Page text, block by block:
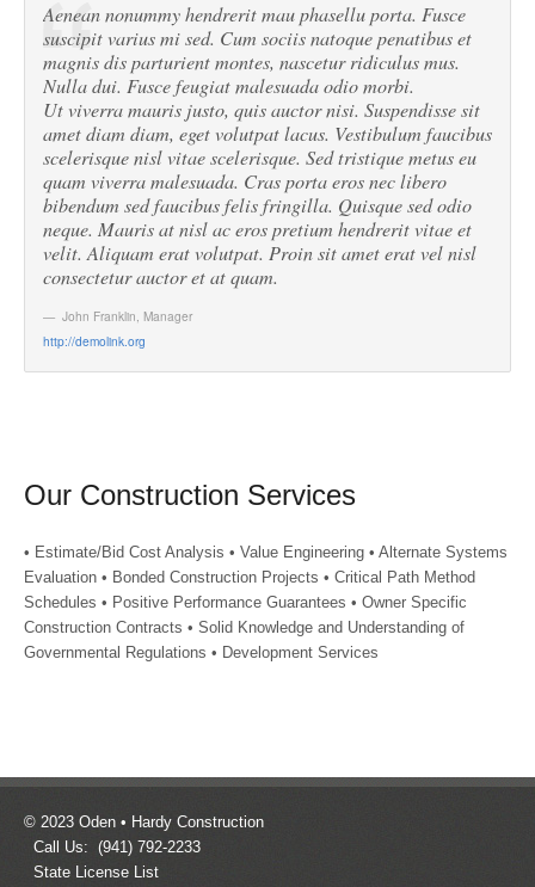
Aenean nonummy hendrerit mau phasellu porta. Fusce
suscipit varius mi sed. Cum sociis natoque penatibus et
magnis dis parturient montes, nascetur ridiculus mus.
Nulla dui. Fusce feugiat malesuada odio morbi.
Ut viverra mauris justo, quis auctor nisi. Suspendisse sit
amet diam diam, eget volutpat lacus. Vestibulum faucibus
scelerisque nisl vitae scelerisque. Sed tristique metus eu
quam viverra malesuada. Cras porta eros nec libero
bibendum sed faucibus felis fringilla. Quisque sed odio
neque. Mauris at nisl ac eros pretium hendrerit vitae et
velit. Aliquam erat volutpat. Proin sit amet erat vel nisl
consectetur auctor et at quam.
John Franklin, Manager
http://demolink.org
Our Construction Services
• Estimate/Bid Cost Analysis • Value Engineering • Alternate Systems
Evaluation • Bonded Construction Projects • Critical Path Method
Schedules • Positive Performance Guarantees • Owner Specific
Construction Contracts • Solid Knowledge and Understanding of
Governmental Regulations • Development Services
© 2023 Oden • Hardy Construction
Call Us: (941) 792-2233
State License List